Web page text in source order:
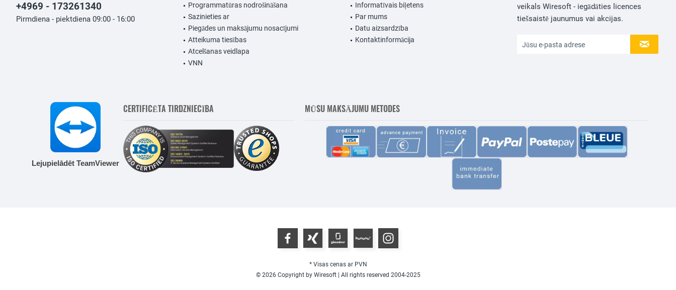
+4969 - 173261340
Pirmdiena - piektdiena 09:00 - 16:00
Programmatūras nodrošināšana
Sazinieties ar
Piegādes un maksājumu nosacījumi
Atteikuma tiesības
Atcelšanas veidlapa
VNN
Informatīvais biļetens
Par mums
Datu aizsardzība
Kontaktinformācija
veikals Wiresoft - iegādāties licences
tiešsaistē jaunumus vai akcijas.
Lejupielādēt TeamViewer
CERTIFICĒTA TIRDZNIECĪBA MŪSU MAKSĀJUMU METODES
* Visas cenas ar PVN
© 2026 Copyright by Wiresoft | All rights reserved 2004-2025